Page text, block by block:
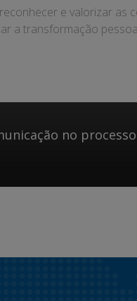
e valorizar as
a transformação
no